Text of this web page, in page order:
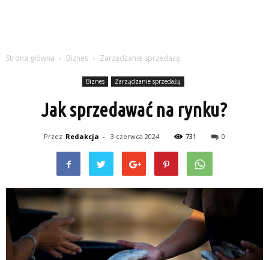
Strona główna Biznes Zarządzanie sprzedażą
Biznes Zarządzanie sprzedażą
Jak sprzedawać na rynku?
Przez Redakcja - 3 czerwca 2024 731 0